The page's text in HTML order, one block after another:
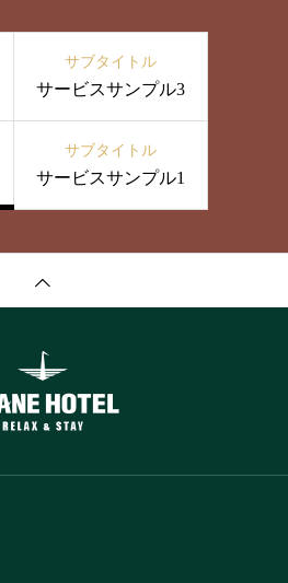
サブタイトル
サービスサンプル3
サブタイトル
サービスサンプル1